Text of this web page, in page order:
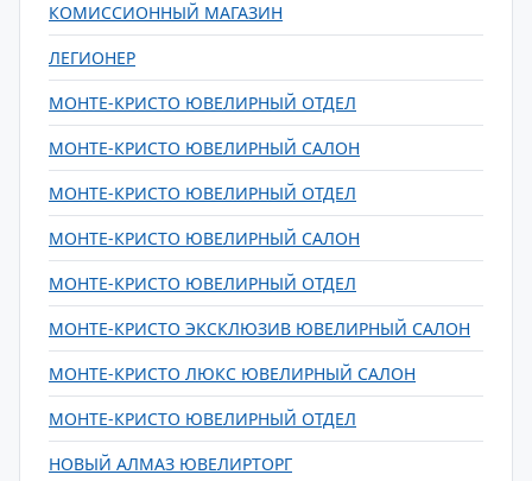
КОМИССИОННЫЙ МАГАЗИН
ЛЕГИОНЕР
МОНТЕ-КРИСТО ЮВЕЛИРНЫЙ ОТДЕЛ
МОНТЕ-КРИСТО ЮВЕЛИРНЫЙ САЛОН
МОНТЕ-КРИСТО ЮВЕЛИРНЫЙ ОТДЕЛ
МОНТЕ-КРИСТО ЮВЕЛИРНЫЙ САЛОН
МОНТЕ-КРИСТО ЮВЕЛИРНЫЙ ОТДЕЛ
МОНТЕ-КРИСТО ЭКСКЛЮЗИВ ЮВЕЛИРНЫЙ САЛОН
МОНТЕ-КРИСТО ЛЮКС ЮВЕЛИРНЫЙ САЛОН
МОНТЕ-КРИСТО ЮВЕЛИРНЫЙ ОТДЕЛ
НОВЫЙ АЛМАЗ ЮВЕЛИРТОРГ